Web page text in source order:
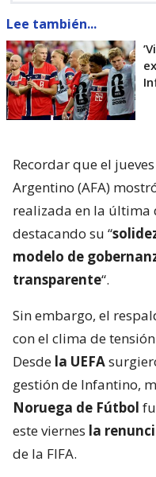
Lee también...
Recordar que el
Argentino (AFA)
realizada en la última
destacando su “
modelo de
transparente“.
Sin embargo, el
con el clima de
Desde la UEFA
gestión de Infantino,
Noruega de Fútbol
este viernes la
de la FIFA.